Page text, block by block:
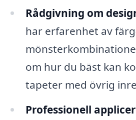
Rådgivning om
har erfarenhet av
om hur du bäst kan
tapeter med övrig
Professionell